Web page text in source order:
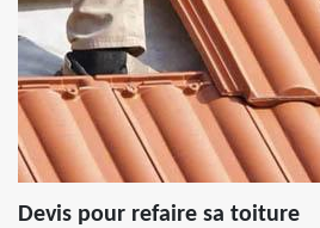
Devis pour refaire sa toiture